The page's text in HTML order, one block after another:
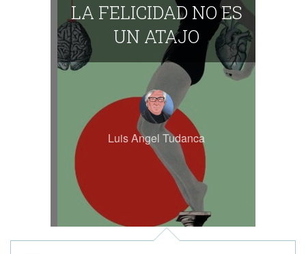
LA FELICIDAD NO ES
UN ATAJO
Luis Angel Tudanca